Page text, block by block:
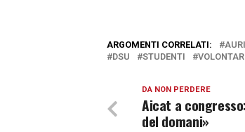
ARGOMENTI CORRELATI:
DSU
STUDENTI
DA NON PERDERE
Aicat a
del domani»